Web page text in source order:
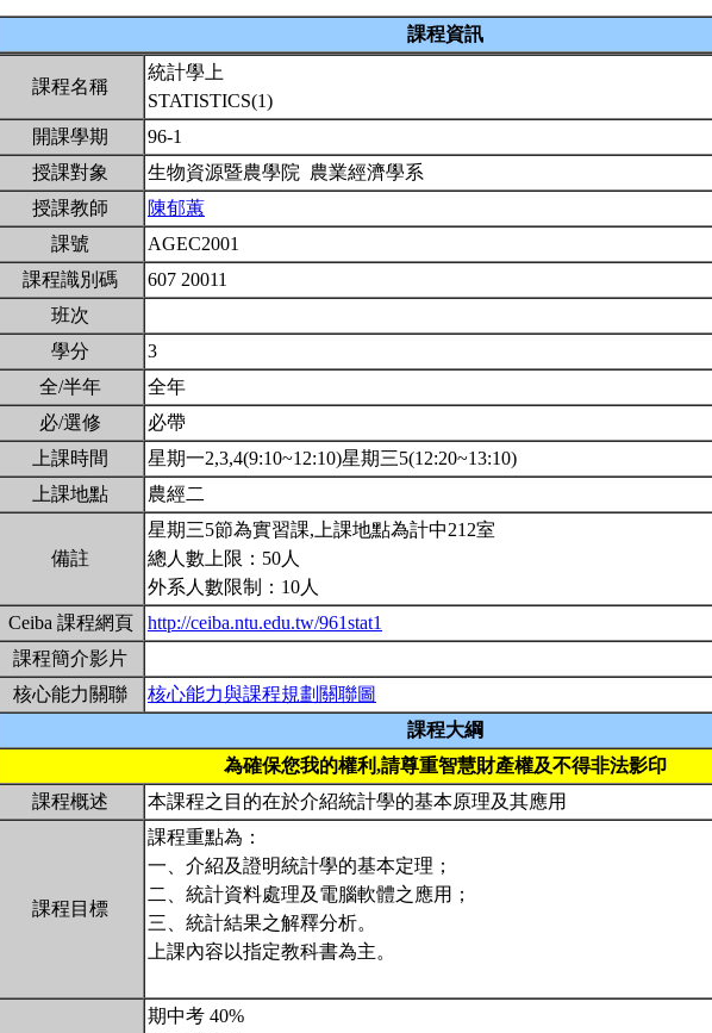
課程資訊
課程名稱
統計學上
STATISTICS(1)
開課學期
96-1
授課對象
生物資源暨農學院 農業經濟學系
授課教師
陳郁蕙
課號
AGEC2001
課程識別碼
607 20011
班次
學分
3
全/半年
全年
必/選修
必帶
上課時間
星期一2,3,4(9:10~12:10)星期三5(12:20~13:10)
上課地點
農經二
備註
星期三5節為實習課,上課地點為計中212室
總人數上限：50人
外系人數限制：10人
Ceiba 課程網頁
http://ceiba.ntu.edu.tw/961stat1
課程簡介影片
核心能力關聯
核心能力與課程規劃關聯圖
課程大綱
為確保您我的權利,請尊重智慧財產權及不得非法影印
課程概述
本課程之目的在於介紹統計學的基本原理及其應用
課程目標
課程重點為：
一、介紹及證明統計學的基本定理；
二、統計資料處理及電腦軟體之應用；
三、統計結果之解釋分析。
上課內容以指定教科書為主。
期中考 40%